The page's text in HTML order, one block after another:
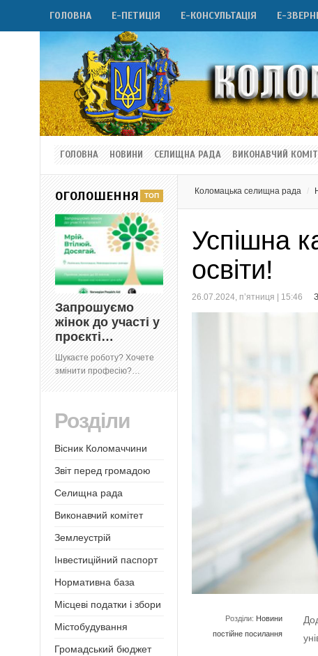
ГОЛОВНА Е-ПЕТИЦІЯ Е-КОНСУЛЬТАЦІЯ Е-
ГОЛОВНА НОВИНИ СЕЛИЩНА РАДА ВИКОНАВЧИЙ
Коломацька селищна рада
Успішна
освіти!
26.07.2024, п’ятниця | 15:46
Розділи: Новини
постійне посилання
ОГОЛОШЕННЯ
Запрошуємо
жінок до участі у
проєкті…
Шукаєте роботу? Хочете
змінити професію?…
Розділи
Вісник Коломаччини
Звіт перед громадою
Селищна рада
Виконавчий комітет
Землеустрій
Інвестиційний паспорт
Нормативна база
Місцеві податки і збори
Містобудування
Громадський бюджет